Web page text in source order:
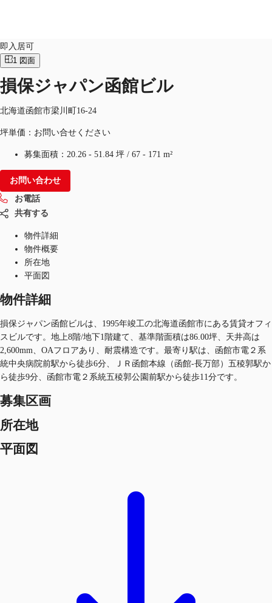
オフィス・事務所
倉庫・物流センター
地図検索
記事
仲介会社様はこちらへ
お気に入り
JP
お電話 お問合せ
即入居可
1 図面
損保ジャパン函館ビル
北海道函館市梁川町16-24
坪単価：お問い合せください
募集面積： 20.26 - 51.84 坪 / 67 - 171 m²
お問い合わせ
お電話
共有する
物件詳細
物件概要
所在地
平面図
物件詳細
損保ジャパン函館ビルは、1995年竣工の北海道函館市にある賃貸オフィ
スビルです。地上8階/地下1階建て、基準階面積は86.00坪、天井高は
2,600mm、OAフロアあり、耐震構造です。最寄り駅は、函館市電２系
統中央病院前駅から徒歩6分、ＪＲ函館本線（函館-長万部）五稜郭駅か
ら徒歩9分、函館市電２系統五稜郭公園前駅から徒歩11分です。
募集区画
所在地
平面図